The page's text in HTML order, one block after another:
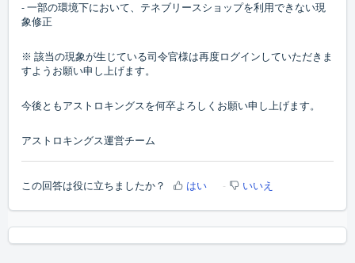
- 一部の環境下において、テネブリースショップを利用できない現
象修正
※ 該当の現象が生じている司令官様は再度ログインしていただきま
すようお願い申し上げます。
今後ともアストロキングスを何卒よろしくお願い申し上げます。
アストロキングス運営チーム
この回答は役に立ちましたか？ はい いいえ